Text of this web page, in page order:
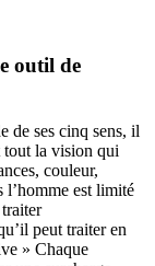
outil de
de ses cinq sens, il
tout la vision qui
couleur,
est limité
peut traiter en
» Chaque